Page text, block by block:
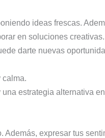
ideas frescas.
en soluciones creativas.
darte nuevas
calma.
estrategia alternativa
Además, expresar tus